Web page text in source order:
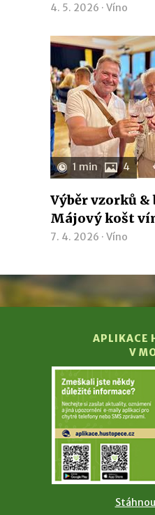
4. 5. 2026 · Víno
1 min 4
Výběr vzorků
Májový košt
7. 4. 2026 · Víno
APLIKACE
V